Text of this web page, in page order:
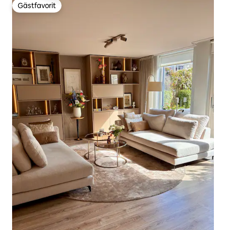
Gästfavorit
Gästfavorit